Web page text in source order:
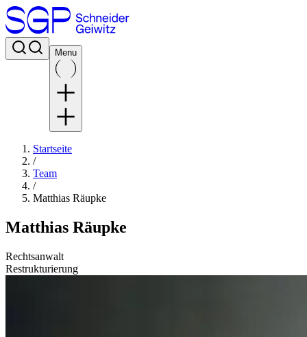
Menu
Startseite
/
Team
/
Matthias Räupke
Matthias Räupke
Rechtsanwalt
Restrukturierung